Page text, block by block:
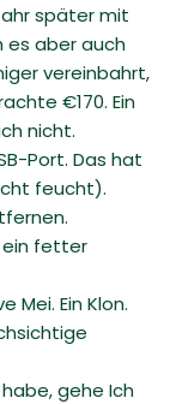
später mit
es aber auch
vereinbahrt,
€170. Ein
nicht.
Port. Das hat
feucht).
ein fetter
Mei. Ein Klon.
gehe Ich